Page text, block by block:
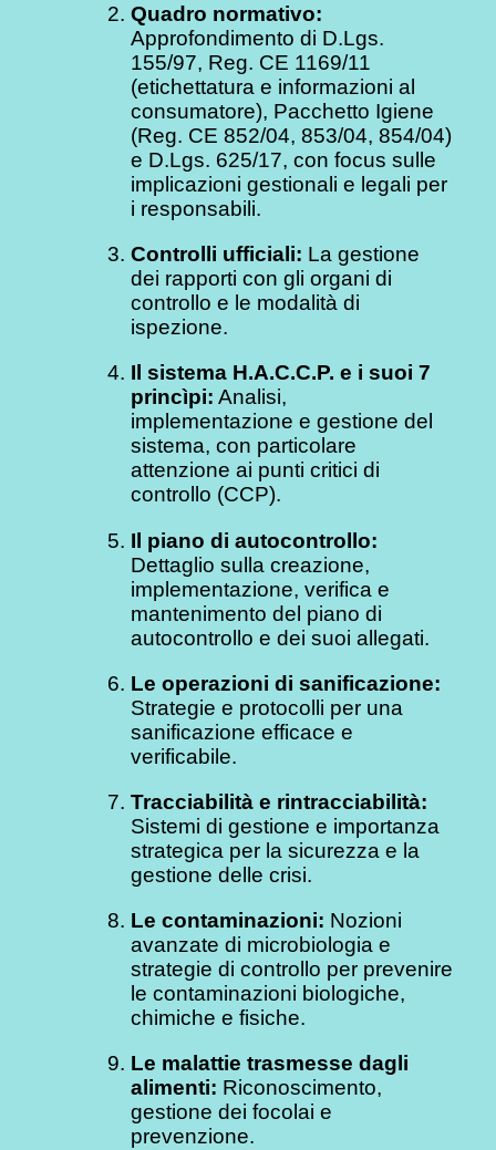
Quadro normativo:
Approfondimento di D.Lgs.
155/97, Reg. CE 1169/11
(etichettatura e informazioni al
consumatore), Pacchetto Igiene
(Reg. CE 852/04, 853/04, 854/04)
e D.Lgs. 625/17, con focus sulle
implicazioni gestionali e legali per
i responsabili.
Controlli ufficiali: La gestione
dei rapporti con gli organi di
controllo e le modalità di
ispezione.
Il sistema H.A.C.C.P. e i suoi 7
princìpi: Analisi,
implementazione e gestione del
sistema, con particolare
attenzione ai punti critici di
controllo (CCP).
Il piano di autocontrollo:
Dettaglio sulla creazione,
implementazione, verifica e
mantenimento del piano di
autocontrollo e dei suoi allegati.
Le operazioni di sanificazione:
Strategie e protocolli per una
sanificazione efficace e
verificabile.
Tracciabilità e rintracciabilità:
Sistemi di gestione e importanza
strategica per la sicurezza e la
gestione delle crisi.
Le contaminazioni: Nozioni
avanzate di microbiologia e
strategie di controllo per prevenire
le contaminazioni biologiche,
chimiche e fisiche.
Le malattie trasmesse dagli
alimenti: Riconoscimento,
gestione dei focolai e
prevenzione.